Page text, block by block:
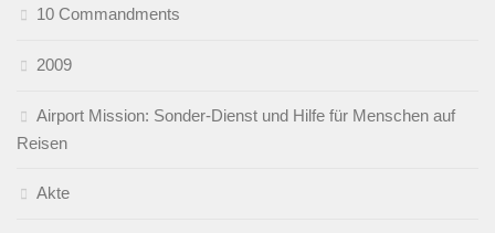
10 Commandments
2009
Airport Mission: Sonder-Dienst und Hilfe für Menschen auf
Reisen
Akte